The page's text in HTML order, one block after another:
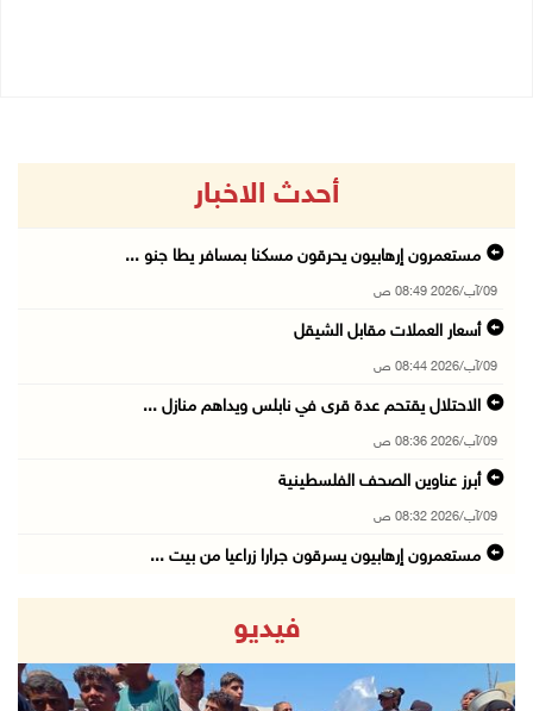
أحدث الاخبار
مستعمرون إرهابيون يحرقون مسكنا بمسافر يطا جنو ...
09/آب/2026 08:49 ص
أسعار العملات مقابل الشيقل
09/آب/2026 08:44 ص
الاحتلال يقتحم عدة قرى في نابلس ويداهم منازل ...
09/آب/2026 08:36 ص
أبرز عناوين الصحف الفلسطينية
09/آب/2026 08:32 ص
مستعمرون إرهابيون يسرقون جرارا زراعيا من بيت ...
حملة في الولايات المتحدة تدعو الأطباء لمقاطعة ...
09/آب/2026 08:27 ص
فيديو